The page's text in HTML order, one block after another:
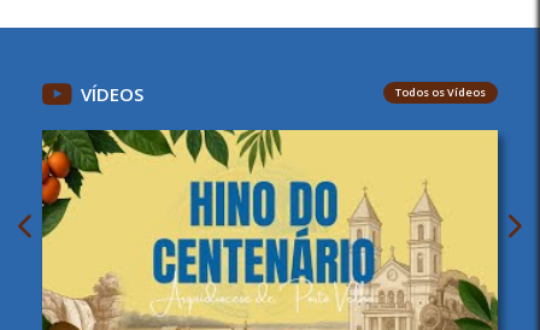
VÍDEOS Todos os Vídeos